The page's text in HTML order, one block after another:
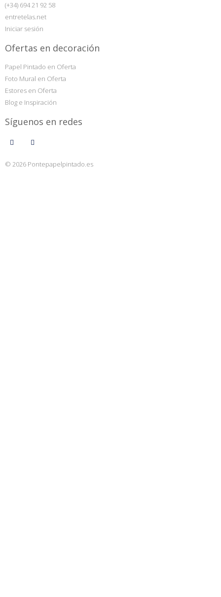
(+34) 694 21 92 58
entretelas.net
Iniciar sesión
Ofertas en decoración
Papel Pintado en Oferta
Foto Mural en Oferta
Estores en Oferta
Blog e Inspiración
Síguenos en redes
© 2026 Pontepapelpintado.es